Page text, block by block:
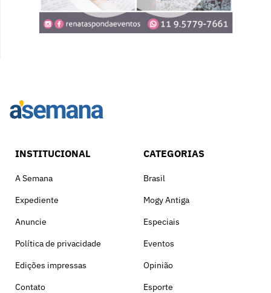
INSTITUCIONAL
A Semana
Expediente
Anuncie
Política de privacidade
Edições impressas
Contato
CATEGORIAS
Brasil
Mogy Antiga
Especiais
Eventos
Opinião
Esporte